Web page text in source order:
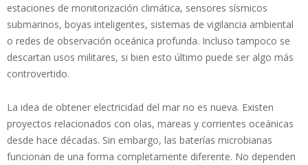
estaciones de monitorización climática, sensores sísmicos
submarinos, boyas inteligentes, sistemas de vigilancia ambiental
o redes de observación oceánica profunda. Incluso tampoco se
descartan usos militares, si bien esto último puede ser algo más
controvertido.
La idea de obtener electricidad del mar no es nueva. Existen
proyectos relacionados con olas, mareas y corrientes oceánicas
desde hace décadas. Sin embargo, las baterías microbianas
funcionan de una forma completamente diferente. No dependen